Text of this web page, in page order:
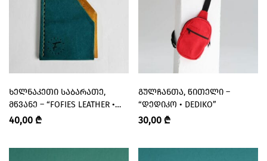
ᲮᲔᲚᲜᲐᲙᲔᲗᲘ ᲡᲐᲑᲐᲠᲐᲗᲔ,
ᲛᲬᲕᲐᲜᲔ – “FOFIES LEATHER •
ᲤᲝᲤᲘ”
40,00 ₾
ᲒᲣᲚᲩᲐᲜᲗᲐ, ᲬᲘᲗᲔᲚᲘ –
“ᲓᲔᲓᲘᲙᲝ • DEDIKO”
30,00 ₾